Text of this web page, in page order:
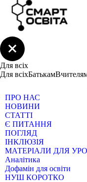
Для всіх
Для всіхБатькам
ПРО НАС
НОВИНИ
СТАТТІ
Є ПИТАННЯ
ПОГЛЯД
ІНКЛЮЗІЯ
МАТЕРІАЛИ ДЛЯ
Аналітика
Дофамін для освіти
НУШ КОРОТКО